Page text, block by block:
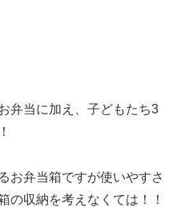
弁当に加え、子どもたち3
お弁当箱ですが使いやすさ
の収納を考えなくては！！